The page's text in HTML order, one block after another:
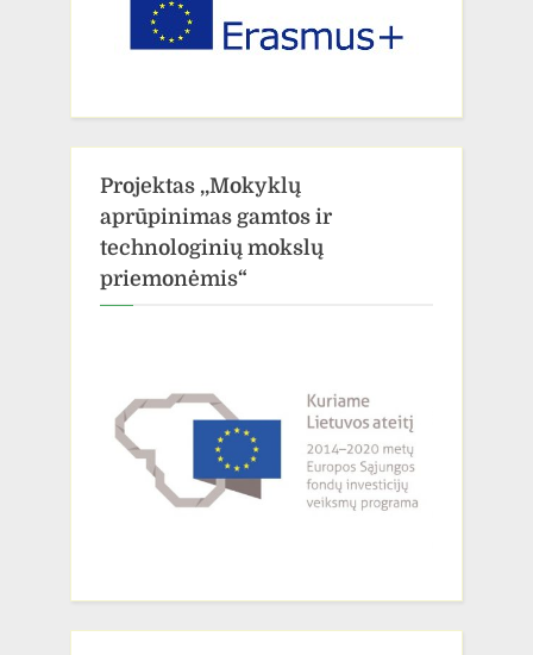
Projektas ,,Mokyklų
aprūpinimas gamtos ir
technologinių mokslų
priemonėmis“